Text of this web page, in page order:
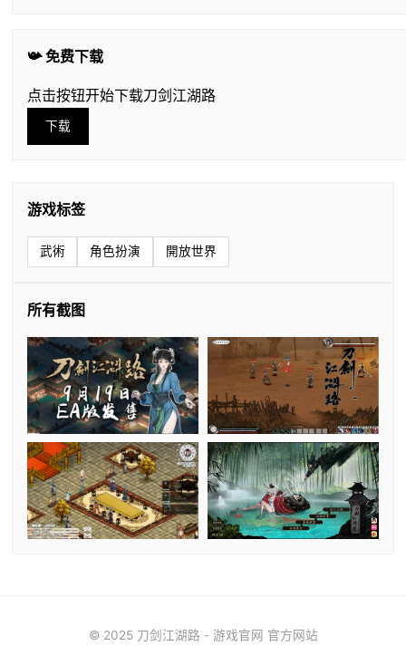
📯 免费下载
点击按钮开始下载刀剑江湖路
下载
游戏标签
武術 角色扮演 開放世界
所有截图
© 2025 刀剑江湖路 - 游戏官网 官方网站